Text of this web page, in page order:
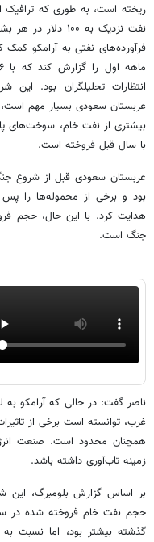
ریخته است، به طوری که ترافیک
نفت نزدیک به
انتظارات تحلیلگران بود.
عربستان سعودی بسیار مهم
بیشتری از نفت خام، سوخت‌های
با سال قبل فروخته است.
عربستان سعودی قبل از شروع
بود و برخی از محموله‌ها را پس
هدایت کرد. با این حال، حجم
جنگ است.
ناصر گفت: در حالی که آرامکو به
غرب، توانسته است برخی از
همچنان محدود است. صنعت
زمینه تاب‌آوری داشته باشد.
بر اساس گزارش بلومبرگ، این
حجم نفت خام فروخته شده در
گذشته بیشتر بود، اما نسبت